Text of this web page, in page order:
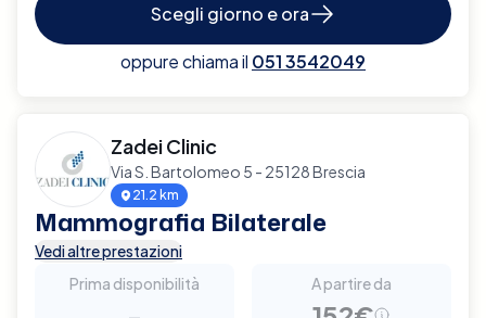
Scegli giorno e ora
oppure chiama il 051 3542049
Zadei Clinic
Via S. Bartolomeo 5 - 25128 Brescia
21.2 km
Mammografia Bilaterale
Vedi altre prestazioni
Prima disponibilità
A partire da